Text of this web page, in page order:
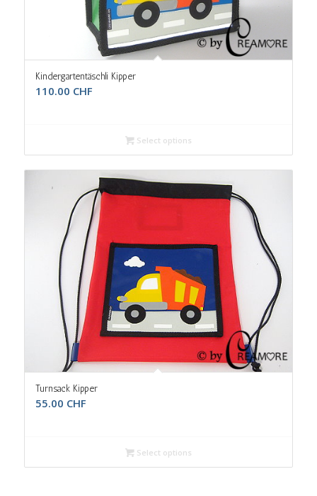
Kindergartentäschli Kipper
110.00 CHF
Select options
Turnsack Kipper
55.00 CHF
Select options